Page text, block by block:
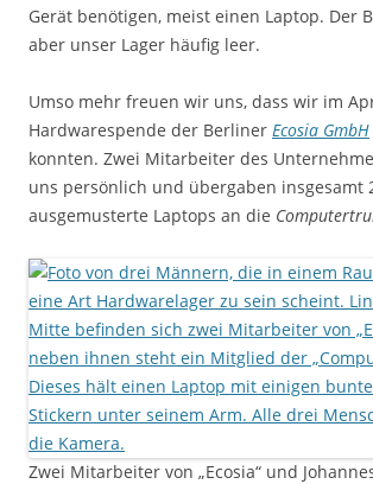
Gerät benötigen, meist einen Laptop. Der
aber unser Lager häufig leer.
Umso mehr freuen wir uns, dass wir im
Hardwarespende der Berliner Ecosia GmbH
konnten. Zwei Mitarbeiter des
uns persönlich und übergaben insgesamt
ausgemusterte Laptops an die
Zwei Mitarbeiter von „Ecosia“ und